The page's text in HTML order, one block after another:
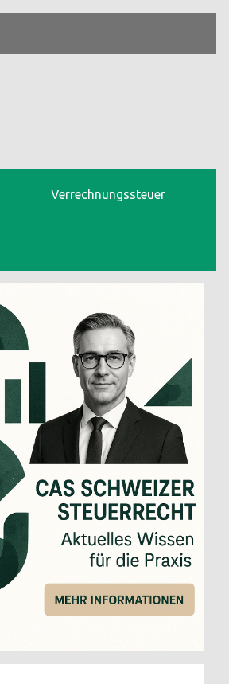
Verrechnungssteuer